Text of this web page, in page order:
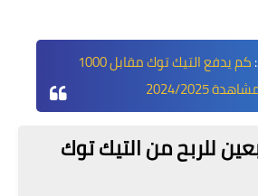
كم يدفع التيك توك مقابل 1000
2024/2025
للربح من التيك توك